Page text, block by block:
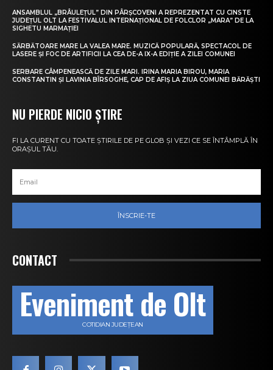
ANSAMBLUL „BRÂULEȚUL” DIN PÂRȘCOVENI A REPREZENTAT CU CINSTE
JUDEȚUL OLT LA FESTIVALUL INTERNAȚIONAL DE FOLCLOR „MARA” DE LA
SIGHETU MARMAȚIEI
SĂRBĂTOARE MARE LA VALEA MARE. MUZICĂ POPULARĂ, SPECTACOL DE
LASERE ȘI FOC DE ARTIFICII LA CEA DE-A IX-A EDIȚIE A ZILEI COMUNEI
SERBARE CÂMPENEASCĂ DE ZILE MARI. IRINA MARIA BIROU, MARIA
CONSTANTIN ȘI LAVINIA BÎRSOGHE, CAP DE AFIȘ LA ZIUA COMUNEI BĂRĂȘTI
NU PIERDE NICIO ȘTIRE
FI LA CURENT CU TOATE ȘTIRILE DE PE GLOB ȘI VEZI CE SE ÎNTÂMPLĂ ÎN
ORAȘUL TĂU.
ÎNSCRIE-TE
CONTACT
Eveniment de Olt
COTIDIAN JUDEȚEAN